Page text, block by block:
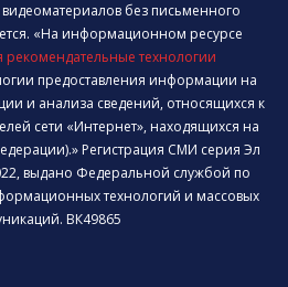
без письменного
«На информационном ресурсе
рекомендательные технологии
предоставления информации на
и анализа сведений, относящихся к
сети «Интернет», находящихся на
Регистрация СМИ серия Эл
выдано Федеральной службой по
технологий и массовых
ВК49865